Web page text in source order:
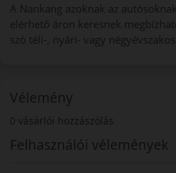
A Nankang azoknak az
elérhető áron keresnek
szó téli-, nyári- vagy
Vélemény
0 vásárlói hozzászólás
Felhasználói vélemények